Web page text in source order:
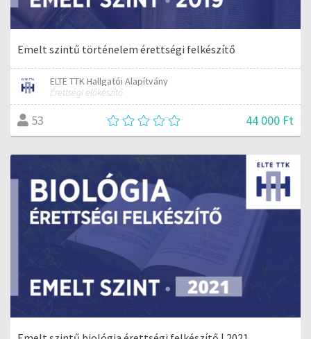
Emelt szintű történelem érettségi felkészítő
ELTE TTK Hallgatói Alapítvány
Érettségi előkészítő
53 44 000 Ft